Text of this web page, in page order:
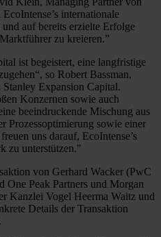
internationale
auf bereits erzielte Erfolge
zu kreieren.”
ist begeistert, eine langfristige
so Robert Bassman,
Expansion Capital.
Konzernen sowie auch
beeindruckende Mischung aus
Prozessoptimierung sowie einer
uns darauf, EcoIntense’s
zu unterstützen."
von Gerhard Wacker (PwC
One Peak Partners und Morgan
Kanzlei Vogel Heerma Waitz und
Details der Transaktion